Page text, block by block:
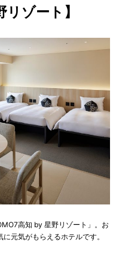
ゾート】
高知 by 星野リゾート」。お
元気がもらえるホテルです。